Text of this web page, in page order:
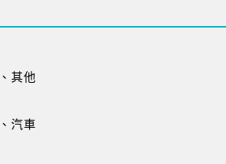
其他
汽車